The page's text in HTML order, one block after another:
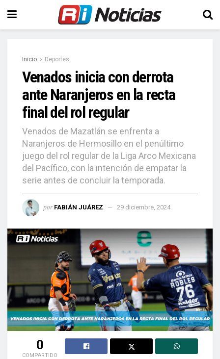
Inicio Deportes
Venados inicia con derrota
ante Naranjeros en la recta
final del rol regular
Venados de Mazatlán se enfrenta a
Naranjeros de Hermosillo en el penúltimo
juego del rol regular de la Liga Arco Mexicana
del Pacífico, con la intención de empatar la
serie antes de concluir la temporada.
por FABIÁN JUÁREZ 29 diciembre, 2024
0
COMPARTIDO